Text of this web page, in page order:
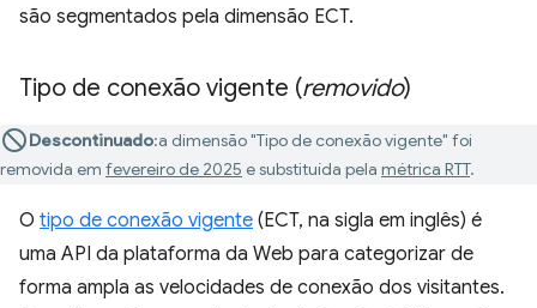
são segmentados pela dimensão ECT.
Tipo de conexão vigente (removido)
Descontinuado:a dimensão "Tipo de conexão vigente" foi
removida em fevereiro de 2025 e substituída pela métrica RTT.
O tipo de conexão vigente (ECT, na sigla em inglês) é
uma API da plataforma da Web para categorizar de
forma ampla as velocidades de conexão dos visitantes.